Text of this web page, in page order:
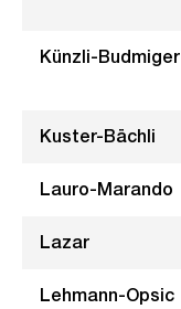
Künzli-Budmiger
Kuster-Bächli
Lauro-Marando
Lazar
Lehmann-Opsic